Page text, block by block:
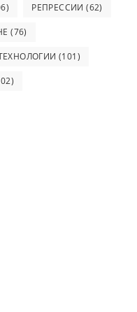
РЕПРЕССИИ (62)
(76)
(101)